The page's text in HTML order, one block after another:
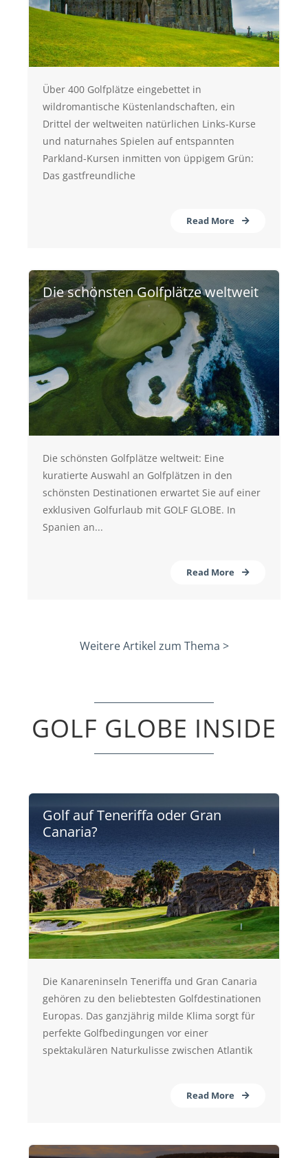
Über 400 Golfplätze eingebettet in
wildromantische Küstenlandschaften, ein
Drittel der weltweiten natürlichen Links-Kurse
und naturnahes Spielen auf entspannten
Parkland-Kursen inmitten von üppigem Grün:
Das gastfreundliche
Read More
Die schönsten Golfplätze weltweit
Die schönsten Golfplätze weltweit: Eine
kuratierte Auswahl an Golfplätzen in den
schönsten Destinationen erwartet Sie auf einer
exklusiven Golfurlaub mit GOLF GLOBE. In
Spanien an...
Read More
Weitere Artikel zum Thema >
GOLF GLOBE INSIDE
Golf auf Teneriffa oder Gran
Canaria?
Die Kanareninseln Teneriffa und Gran Canaria
gehören zu den beliebtesten Golfdestinationen
Europas. Das ganzjährig milde Klima sorgt für
perfekte Golfbedingungen vor einer
spektakulären Naturkulisse zwischen Atlantik
Read More